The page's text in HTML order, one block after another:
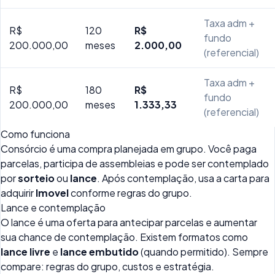
R$
200.000,00
120
meses
R$
2.000,00
Taxa adm +
fundo
(referencial)
R$
200.000,00
180
meses
R$
1.333,33
Taxa adm +
fundo
(referencial)
Como funciona
Consórcio é uma compra planejada em grupo. Você paga
parcelas, participa de assembleias e pode ser contemplado
porsorteioou lance. Após contemplação, usa a carta para
adquirirImovelconforme regras do grupo.
Lance e contemplação
O lance é uma oferta para antecipar parcelas e aumentar
sua chance de contemplação. Existem formatos como
lance livre e lance embutido(quando permitido). Sempre
compare: regras do grupo, custos e estratégia.